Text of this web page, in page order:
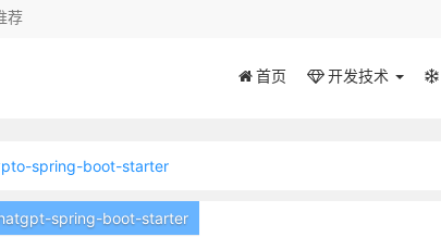
荐
首页 开发技术
spring-boot-starter
tracer
spring-boot-starter